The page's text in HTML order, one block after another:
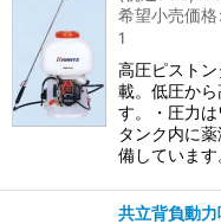
希望小売価格:
1
高圧ピスト
載。低圧か
す。・圧力
タンク内に
備していま
共立背負動